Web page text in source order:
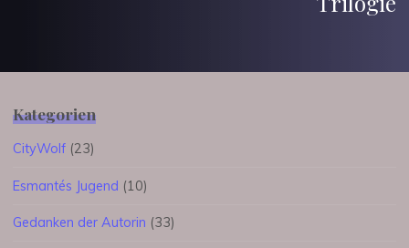
Kategorien
CityWolf (23)
Esmantés Jugend (10)
Gedanken der Autorin (33)